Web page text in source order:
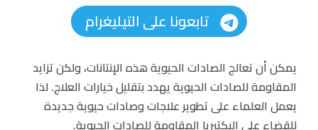
تابعونا على التيليغرام
يمكن أن تعالج الصادات الحيوية هذه الإنتانات، ولكن تزايد
المقاومة للصادات الحيوية يهدد بتقليل خيارات العلاج. لذا
يعمل العلماء على تطوير علاجات وصادات حيوية جديدة
للقضاء على البكتيريا المقاومة للصادات الحيوية.